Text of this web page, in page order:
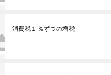
消費税１％ずつの増税